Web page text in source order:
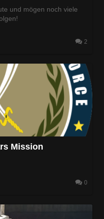
und mögen noch viele
2
Mission
0